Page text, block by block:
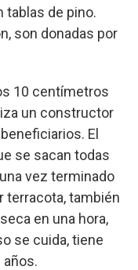
tablas de pino.
son donadas por
10 centímetros
un constructor
El
se sacan todas
vez terminado
terracota, también
en una hora,
se cuida, tiene